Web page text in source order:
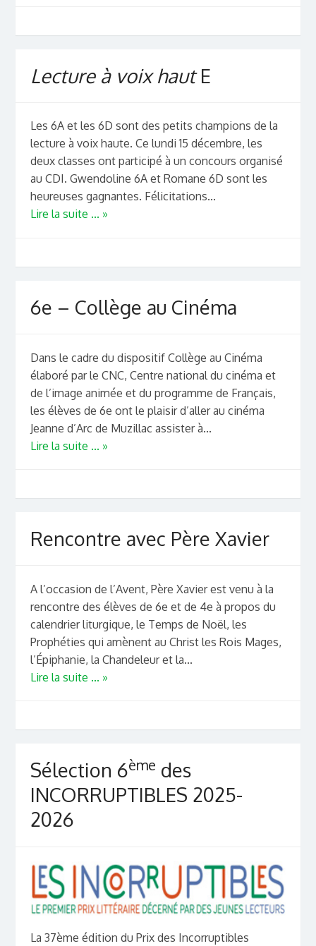
Lecture à voix hautE
Les 6A et les 6D sont des petits champions de la
lecture à voix haute. Ce lundi 15 décembre, les
deux classes ont participé à un concours organisé
au CDI. Gwendoline 6A et Romane 6D sont les
heureuses gagnantes. Félicitations...
Lire la suite ... »
6e – Collège au Cinéma
Dans le cadre du dispositif Collège au Cinéma
élaboré par le CNC, Centre national du cinéma et
de l’image animée et du programme de Français,
les élèves de 6e ont le plaisir d’aller au cinéma
Jeanne d’Arc de Muzillac assister à...
Lire la suite ... »
Rencontre avec Père Xavier
A l’occasion de l’Avent, Père Xavier est venu à la
rencontre des élèves de 6e et de 4e à propos du
calendrier liturgique, le Temps de Noël, les
Prophéties qui amènent au Christ les Rois Mages,
l’Épiphanie, la Chandeleur et la...
Lire la suite ... »
Sélection 6ème des
INCORRUPTIBLES 2025-
2026
La 37ème édition du Prix des Incorruptibles